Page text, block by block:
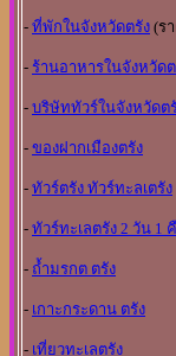
- ที่พักในจังหวัดตรัง (ร
- ร้านอาหารในจังหวัด
- บริษัททัวร์ในจังหวัดต
- ของฝากเมืองตรัง
- ทัวร์ตรัง ทัวร์ทะลเตรัง
- ทัวร์ทะเลตรัง 2 วัน 1
- ถ้ำมรกต ตรัง
- เกาะกระดาน ตรัง
- เที่ยวทะเลตรัง